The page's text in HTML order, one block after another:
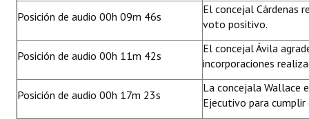
Posición de audio 00h 09m 46s
El concejal Cárdenas
voto positivo.
Posición de audio 00h 11m 42s
El concejal Ávila
incorporaciones
Posición de audio 00h 17m 23s
La concejala Wallace
Ejecutivo para